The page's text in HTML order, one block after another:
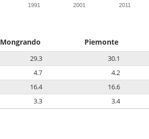
1991 2001 2011
Mongrando Piemonte
29.3 30.1
4.7 4.2
16.4 16.6
3.3 3.4